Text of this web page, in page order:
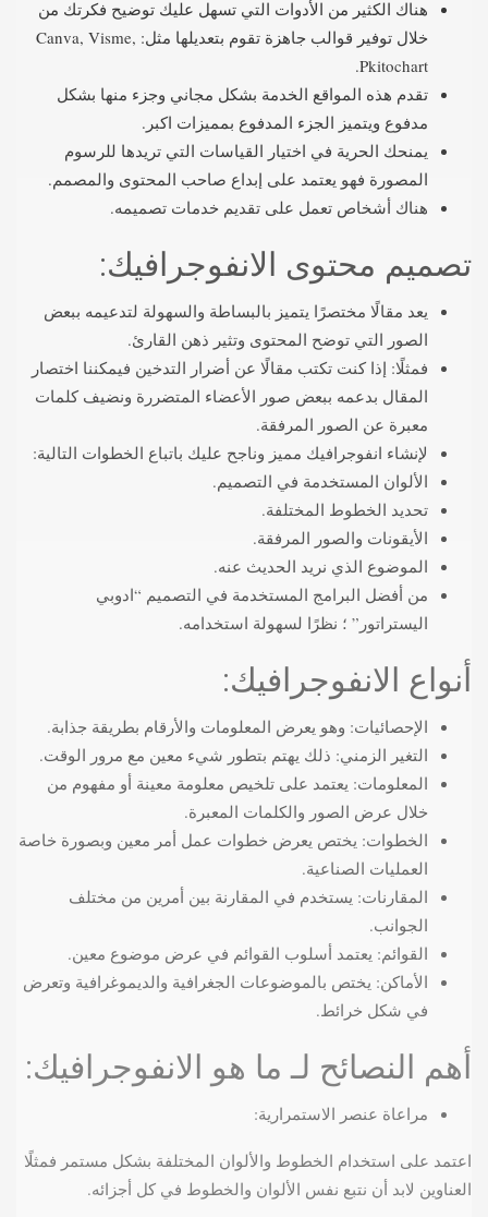
هناك الكثير من الأدوات التي تسهل عليك توضيح فكرتك من
خلال توفير قوالب جاهزة تقوم بتعديلها مثل: Canva, Visme,
Pkitochart.
تقدم هذه المواقع الخدمة بشكل مجاني وجزء منها بشكل
مدفوع ويتميز الجزء المدفوع بمميزات اكبر.
يمنحك الحرية في اختيار القياسات التي تريدها للرسوم
المصورة فهو يعتمد على إبداع صاحب المحتوى والمصمم.
هناك أشخاص تعمل على تقديم خدمات تصميمه.
تصميم محتوى الانفوجرافيك:
يعد مقالًا مختصرًا يتميز بالبساطة والسهولة لتدعيمه ببعض
الصور التي توضح المحتوى وتثير ذهن القارئ.
فمثلًا: إذا كنت تكتب مقالًا عن أضرار التدخين فيمكننا اختصار
المقال بدعمه ببعض صور الأعضاء المتضررة ونضيف كلمات
معبرة عن الصور المرفقة.
لإنشاء انفوجرافيك مميز وناجح عليك باتباع الخطوات التالية:
الألوان المستخدمة في التصميم.
تحديد الخطوط المختلفة.
الأيقونات والصور المرفقة.
الموضوع الذي نريد الحديث عنه.
من أفضل البرامج المستخدمة في التصميم “ادوبي
اليستراتور” ؛ نظرًا لسهولة استخدامه.
أنواع الانفوجرافيك:
الإحصائيات: وهو يعرض المعلومات والأرقام بطريقة جذابة.
التغير الزمني: ذلك يهتم بتطور شيء معين مع مرور الوقت.
المعلومات: يعتمد على تلخيص معلومة معينة أو مفهوم من
خلال عرض الصور والكلمات المعبرة.
الخطوات: يختص يعرض خطوات عمل أمر معين وبصورة خاصة
العمليات الصناعية.
المقارنات: يستخدم في المقارنة بين أمرين من مختلف
الجوانب.
القوائم: يعتمد أسلوب القوائم في عرض موضوع معين.
الأماكن: يختص بالموضوعات الجغرافية والديموغرافية وتعرض
في شكل خرائط.
أهم النصائح لـ ما هو الانفوجرافيك:
مراعاة عنصر الاستمرارية:
اعتمد على استخدام الخطوط والألوان المختلفة بشكل مستمر فمثلًا
العناوين لابد أن نتبع نفس الألوان والخطوط في كل أجزائه.